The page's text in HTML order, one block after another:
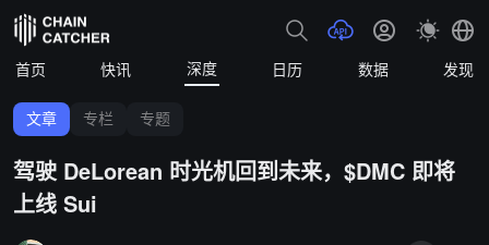
首页 快讯 深度 日历 数据 发现
文章 专栏 专题
驾驶 DeLorean 时光机回到未来，$DMC 即将
上线 Sui